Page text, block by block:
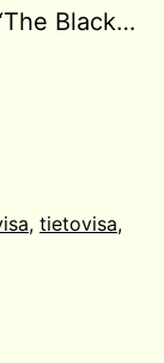
Black…
, tietovisa,